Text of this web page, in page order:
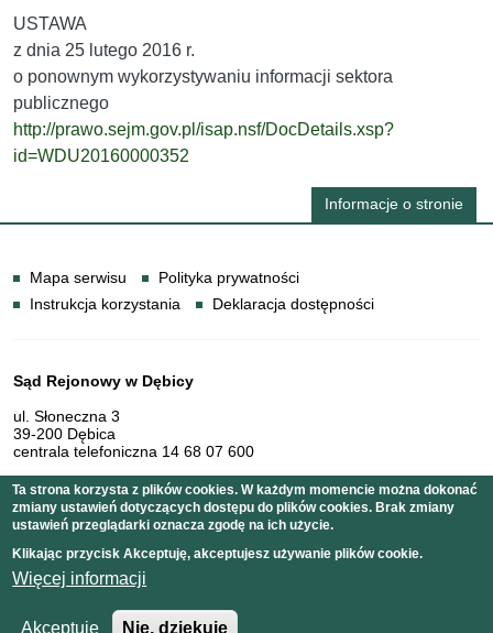
USTAWA
z dnia 25 lutego 2016 r.
o ponownym wykorzystywaniu informacji sektora
publicznego
http://prawo.sejm.gov.pl/isap.nsf/DocDetails.xsp?
id=WDU20160000352
Informacje o stronie
Mapa serwisu
Polityka prywatności
Instrukcja korzystania
Deklaracja dostępności
Dane teleadresowe
Sąd Rejonowy w Dębicy
ul. Słoneczna 3
39-200 Dębica
centrala telefoniczna 14 68 07 600
Serwis pełni funkcję strony Biuletynu Informacji Publicznej
Copyright © 2011 Sąd Rejonowy w Dębicy
Ta strona korzysta z plików cookies. W każdym momencie można dokonać
zmiany ustawień dotyczących dostępu do plików cookies. Brak zmiany
ustawień przeglądarki oznacza zgodę na ich użycie.
Klikając przycisk Akceptuję, akceptujesz używanie plików cookie.
Więcej informacji
Akceptuje Nie, dziękuję